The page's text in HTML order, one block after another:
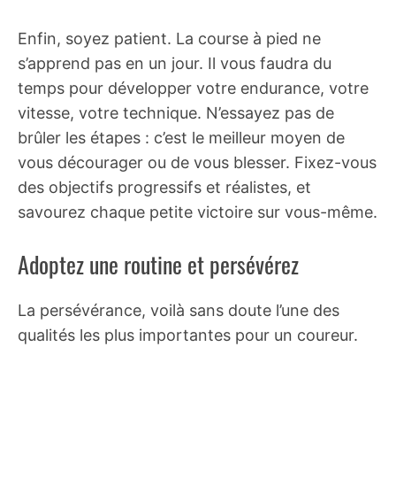
Enfin, soyez patient. La course à pied ne
s’apprend pas en un jour. Il vous faudra du
temps pour développer votre endurance, votre
vitesse, votre technique. N’essayez pas de
brûler les étapes : c’est le meilleur moyen de
vous décourager ou de vous blesser. Fixez-vous
des objectifs progressifs et réalistes, et
savourez chaque petite victoire sur vous-même.
Adoptez une routine et persévérez
La persévérance, voilà sans doute l’une des
qualités les plus importantes pour un coureur.